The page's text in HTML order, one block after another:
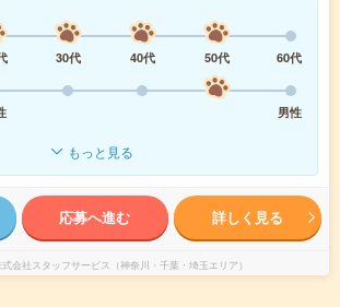
30代 40代 50代
60代
男性
もっと見る
応募へ進む 詳しく見る
会社スタッフサービス（神奈川・千葉・埼玉エリア）